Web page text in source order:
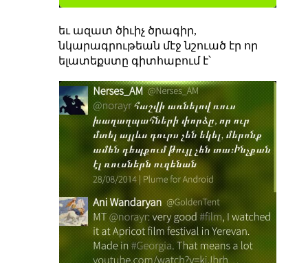
եւ ազատ ծիւիչ ծրագիր,
նկարագրութեան մէջ նշուած էր որ
ելատեքստը գիտհաբում է՝